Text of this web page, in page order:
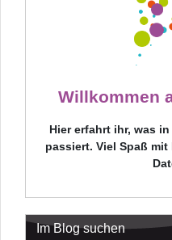
Willkommen
Hier erfahrt ihr, was
passiert. Viel Spaß
Im Blog suchen